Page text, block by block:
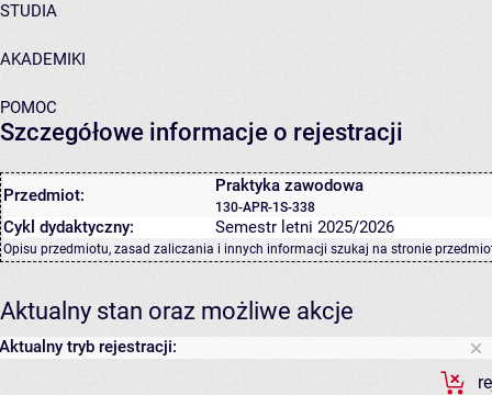
STUDIA
AKADEMIKI
POMOC
Szczegółowe informacje o rejestracji
Przedmiot: Praktyka zawodowa
130-APR-1S-338
Cykl dydaktyczny: Semestr letni 2025/2026
Opisu przedmiotu, zasad zaliczania i innych informacji szukaj na stronie
Aktualny stan oraz możliwe akcje
Aktualny tryb rejestracji: